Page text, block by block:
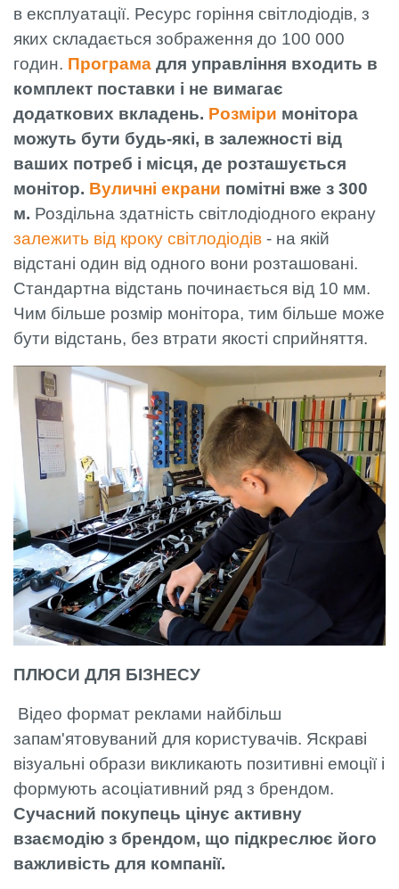
в експлуатації. Ресурс горіння світлодіодів, з
яких складається зображення до 100 000
годин. Програма для управління входить в
комплект поставки і не вимагає
додаткових вкладень. Розміри монітора
можуть бути будь-які, в залежності від
ваших потреб і місця, де розташується
монітор. Вуличні екрани помітні вже з 300
м. Роздільна здатність світлодіодного екрану
залежить від кроку світлодіодів - на якій
відстані один від одного вони розташовані.
Стандартна відстань починається від 10 мм.
Чим більше розмір монітора, тим більше може
бути відстань, без втрати якості сприйняття.
ПЛЮСИ ДЛЯ БІЗНЕСУ
Відео формат реклами найбільш
запам'ятовуваний для користувачів. Яскраві
візуальні образи викликають позитивні емоції і
формують асоціативний ряд з брендом.
Сучасний покупець цінує активну
взаємодію з брендом, що підкреслює його
важливість для компанії.